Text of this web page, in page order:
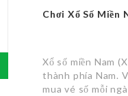
Chơi Xổ Số Miền
Xổ số miền Nam
thành phía Nam.
mua vé số mỗi